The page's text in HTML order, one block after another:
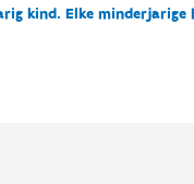
kind. Elke